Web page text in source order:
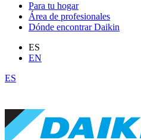
Para tu hogar
Área de profesionales
Dónde encontrar Daikin
ES
EN
ES